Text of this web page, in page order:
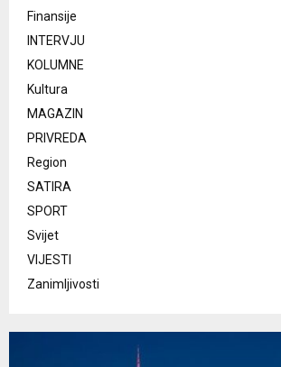
a
Finansije
INTERVJU
KOLUMNE
Kultura
MAGAZIN
PRIVREDA
Region
SATIRA
SPORT
Svijet
VIJESTI
Zanimljivosti